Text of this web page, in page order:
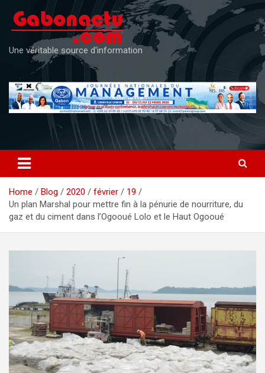
content
Une véritable source d'information
Home Blog 2020 février
19
Un plan Marshal pour mettre fin à la pénurie de nourriture, du
gaz et du ciment dans l’Ogooué Lolo et le Haut Ogooué